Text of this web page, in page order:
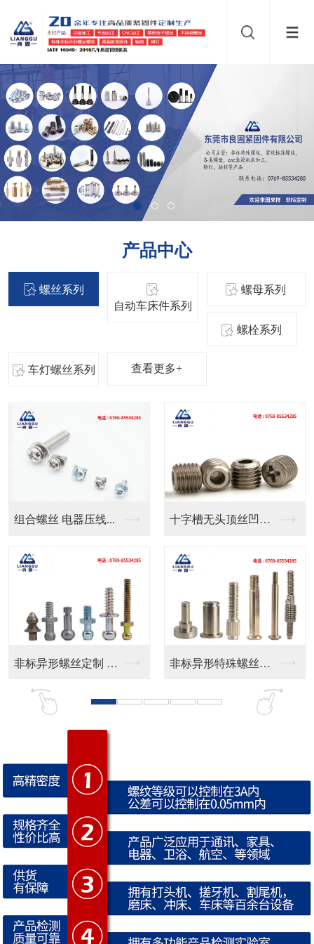
产品中心
螺丝系列
自动车床件系列
螺母系列
螺栓系列
车灯螺丝系列 查看更多+
十字槽无头顶丝凹端机...
非标异形特殊螺丝定制
良固五金定制气管防水...